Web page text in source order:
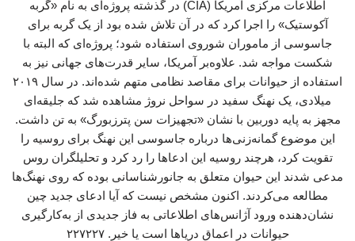
اطلاعات مرکزی آمریکا (CIA) در گذشته پروژه‌ای به نام «گربه
آکوستیک» را اجرا کرد که در آن تلاش شده بود از یک گربه برای
جاسوسی از ماموران شوروی استفاده شود؛ پروژه‌ای که البته با
شکست مواجه شد. علاوه‌بر آمریکا، سایر قدرت‌های جهانی نیز به
استفاده از حیوانات برای مقاصد نظامی متهم شده‌اند. در سال ۲۰۱۹
میلادی، یک نهنگ سفید در سواحل نروژ مشاهده شد که جلیقه‌ای
مجهز به پایه‌ دوربین با نشان «تجهیزات سن پترزبورگ» به تن داشت.
این موضوع گمانه‌زنی‌ها درباره جاسوسی این نهنگ برای روسیه را
تقویت کرد، هرچند روسیه این ادعاها را رد کرد و تحلیلگران روس
مدعی شدند این حیوان متعلق به جانورشناسانی بوده که روی نهنگ‌ها
مطالعه می‌کردند. اکنون مشخص نیست که آیا ادعای جدید چین
نشان‌دهنده ورود آژانس‌های اطلاعاتی به فاز جدیدی از به‌کارگیری
حیوانات در اعماق دریاها است یا خیر. ۲۲۷۲۲۷